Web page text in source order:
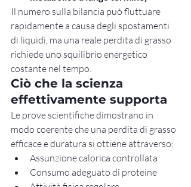
Il numero sulla bilancia può fluttuare
rapidamente a causa degli spostamenti
di liquidi, ma una reale perdita di grasso
richiede uno squilibrio energetico
costante nel tempo.
Ciò che la scienza
effettivamente supporta
Le prove scientifiche dimostrano in
modo coerente che una perdita di grasso
efficace e duratura si ottiene attraverso:
Assunzione calorica controllata
Consumo adeguato di proteine